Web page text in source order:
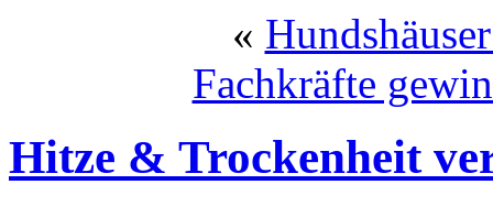
«
Fachkräfte
Hitze & Trockenheit